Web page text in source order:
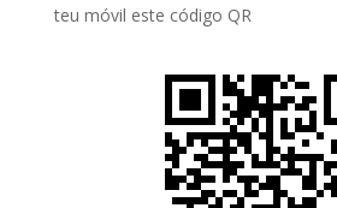
teu móvil este código QR